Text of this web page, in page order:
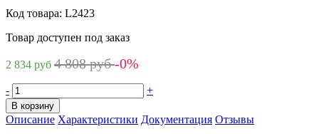
Код товара: L2423
Товар доступен под заказ
2 834 руб 4 808 руб-0%
- +
В корзину
Описание Характеристики Документация Отзывы